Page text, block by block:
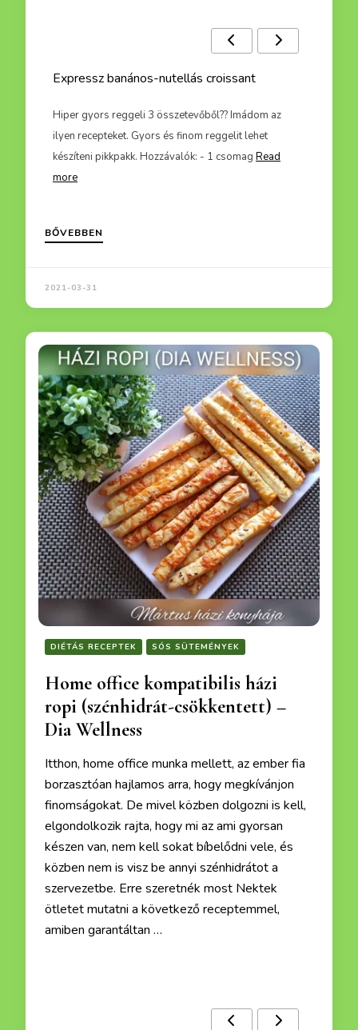
Expressz banános-nutellás croissant
Hiper gyors reggeli 3 összetevőből?? Imádom az
ilyen recepteket. Gyors és finom reggelit lehet
készíteni pikkpakk. Hozzávalók: - 1 csomag Read
more
BŐVEBBEN
2021-03-31
DIÉTÁS RECEPTEK SÓS SÜTEMÉNYEK
Home office kompatibilis házi
ropi (szénhidrát-csökkentett) –
Dia Wellness
Itthon, home office munka mellett, az ember fia
borzasztóan hajlamos arra, hogy megkívánjon
finomságokat. De mivel közben dolgozni is kell,
elgondolkozik rajta, hogy mi az ami gyorsan
készen van, nem kell sokat bíbelődni vele, és
közben nem is visz be annyi szénhidrátot a
szervezetbe. Erre szeretnék most Nektek
ötletet mutatni a következő receptemmel,
amiben garantáltan …